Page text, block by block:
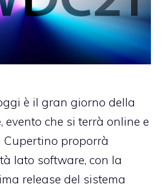
è il gran giorno della
, evento che si terrà online e
Cupertino proporrà
lato software, con la
release del sistema